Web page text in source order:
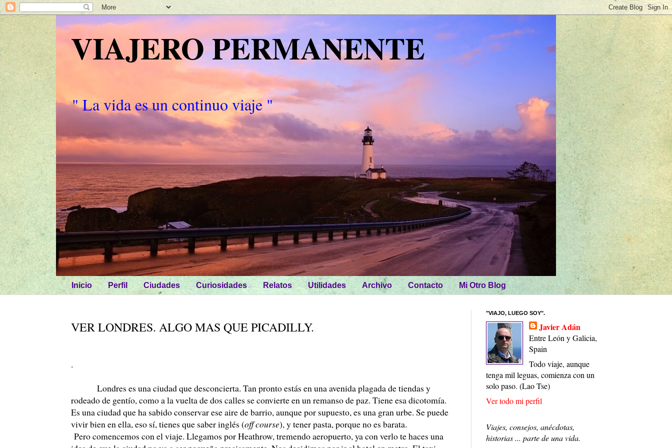
VIAJERO PERMANENTE
" La vida es un continuo viaje "
Inicio Perfil Ciudades Curiosidades Relatos Utilidades Archivo Contacto Mi Otro Blog
VER LONDRES. ALGO MAS QUE PICADILLY.
.
Londres es una ciudad que desconcierta. Tan pronto estás en una avenida plagada de tiendas y
rodeado de gentío, como a la vuelta de dos calles se convierte en un remanso de paz. Tiene esa dicotomía.
Es una ciudad que ha sabido conservar ese aire de barrio, aunque por supuesto, es una gran urbe. Se puede
vivir bien en ella, eso sí, tienes que saber inglés (off course), y tener pasta, porque no es barata.
Pero comencemos con el viaje. Llegamos por Heathrow, tremendo aeropuerto, ya con verlo te haces una
"VIAJO, LUEGO SOY".
Javier Adán
Entre León y Galicia,
Spain
Todo viaje, aunque
tenga mil leguas, comienza con un
solo paso. (Lao Tse)
Ver todo mi perfil
Viajes, consejos, anécdotas,
historias ... parte de una vida.